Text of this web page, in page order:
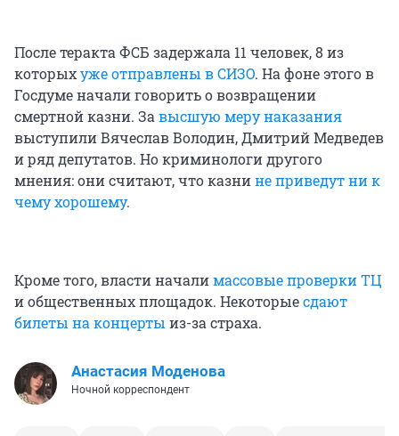
После теракта ФСБ задержала 11 человек, 8 из
которыхуже отправлены в СИЗО. На фоне этого в
Госдуме начали говорить о возвращении
смертной казни. За высшую меру наказания
выступили Вячеслав Володин, Дмитрий Медведев
и ряд депутатов. Но криминологи другого
мнения: они считают, что казнине приведут ни к
чему хорошему.
Кроме того, власти началимассовые проверки ТЦ
и общественных площадок. Некоторыесдают
билеты на концерты из-за страха.
Анастасия Моденова
Ночной корреспондент